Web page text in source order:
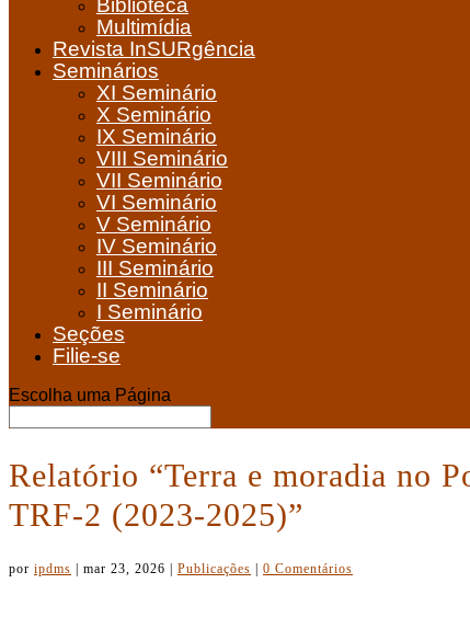
Biblioteca
Multimídia
Revista InSURgência
Seminários
XI Seminário
X Seminário
IX Seminário
VIII Seminário
VII Seminário
VI Seminário
V Seminário
IV Seminário
III Seminário
II Seminário
I Seminário
Seções
Filie-se
Escolha uma Página
Relatório “Terra e moradia no
TRF-2 (2023-2025)”
por ipdms | mar 23, 2026 | Publicações | 0 Comentários